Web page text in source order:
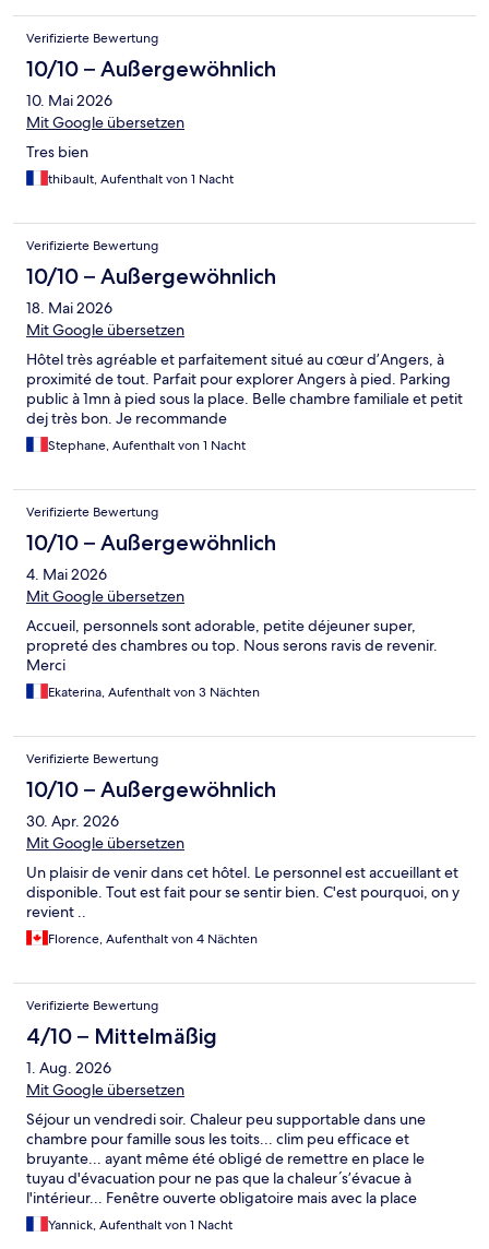
Verifizierte Bewertung
10/10 – Außergewöhnlich
10. Mai 2026
Mit Google übersetzen
Tres bien
thibault, Aufenthalt von 1 Nacht
Verifizierte Bewertung
10/10 – Außergewöhnlich
18. Mai 2026
Mit Google übersetzen
Hôtel très agréable et parfaitement situé au cœur d’Angers, à
proximité de tout. Parfait pour explorer Angers à pied. Parking
public à 1mn à pied sous la place. Belle chambre familiale et petit
dej très bon. Je recommande
Stephane, Aufenthalt von 1 Nacht
Verifizierte Bewertung
10/10 – Außergewöhnlich
4. Mai 2026
Mit Google übersetzen
Accueil, personnels sont adorable, petite déjeuner super,
propreté des chambres ou top. Nous serons ravis de revenir.
Merci
Ekaterina, Aufenthalt von 3 Nächten
Verifizierte Bewertung
10/10 – Außergewöhnlich
30. Apr. 2026
Mit Google übersetzen
Un plaisir de venir dans cet hôtel. Le personnel est accueillant et
disponible. Tout est fait pour se sentir bien. C'est pourquoi, on y
revient ..
Florence, Aufenthalt von 4 Nächten
Verifizierte Bewertung
4/10 – Mittelmäßig
1. Aug. 2026
Mit Google übersetzen
Séjour un vendredi soir. Chaleur peu supportable dans une
chambre pour famille sous les toits... clim peu efficace et
bruyante... ayant même été obligé de remettre en place le
tuyau d'évacuation pour ne pas que la chaleur ́s’évacue à
l'intérieur... Fenêtre ouverte obligatoire mais avec la place
comble de fêtards, sommeil introuvable... Bref, hormis une belle
salle de bain et des lits confortables, le but d’un hotel étant
Yannick, Aufenthalt von 1 Nacht